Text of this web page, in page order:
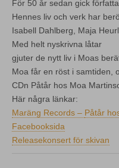
För 50 år sedan gick
Hennes liv och verk har
Isabell Dahlberg, Maja
Med helt nyskrivna låtar
gjuter de nytt liv i Moas
Moa får en röst i samtiden,
CDn Påtår hos Moa
Här några länkar:
Maräng Records – Påtår
Facebooksida
Releasekonsert för skivan